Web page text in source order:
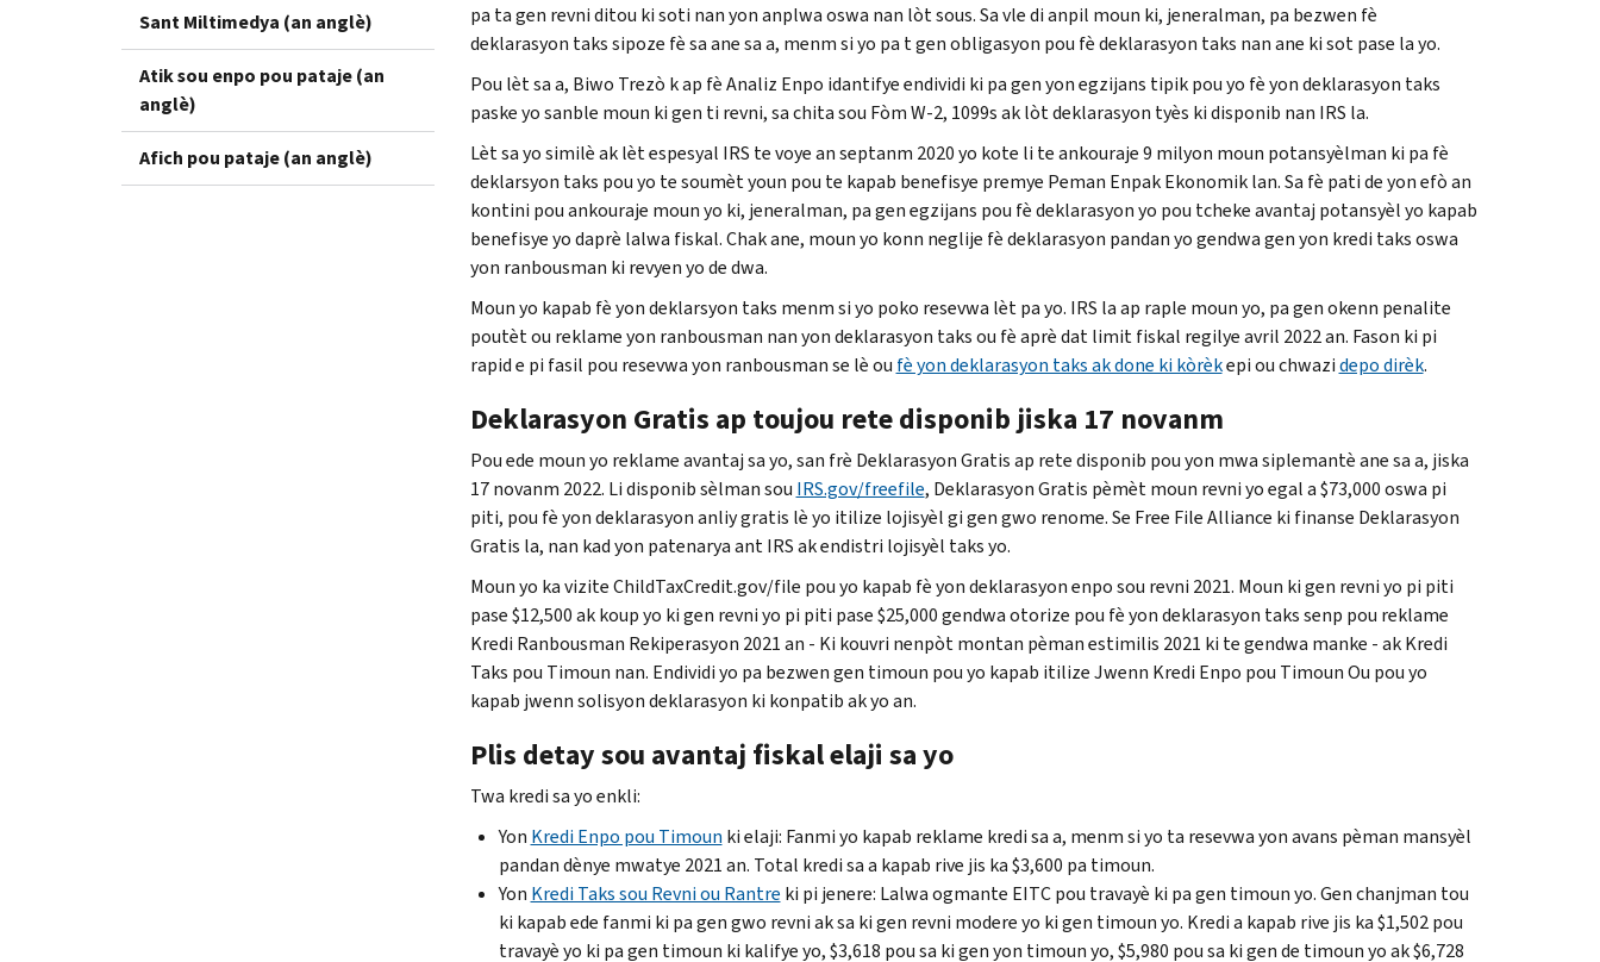
Sant Miltimedya (an anglè)
Atik sou enpo pou pataje (an
anglè)
Afich pou pataje (an anglè)
pa ta gen revni ditou ki soti nan yon anplwa oswa nan lòt sous. Sa vle di anpil moun ki, jeneralman, pa bezwen fè
deklarasyon taks sipoze fè sa ane sa a, menm si yo pa t gen obligasyon pou fè deklarasyon taks nan ane ki sot pase la yo.
Pou lèt sa a, Biwo Trezò k ap fè Analiz Enpo idantifye endividi ki pa gen yon egzijans tipik pou yo fè yon deklarasyon taks
paske yo sanble moun ki gen ti revni, sa chita sou Fòm W-2, 1099s ak lòt deklarasyon tyès ki disponib nan IRS la.
Lèt sa yo similè ak lèt espesyal IRS te voye an septanm 2020 yo kote li te ankouraje 9 milyon moun potansyèlman ki pa fè
deklarsyon taks pou yo te soumèt youn pou te kapab benefisye premye Peman Enpak Ekonomik lan. Sa fè pati de yon efò an
kontini pou ankouraje moun yo ki, jeneralman, pa gen egzijans pou fè deklarasyon yo pou tcheke avantaj potansyèl yo kapab
benefisye yo daprè lalwa fiskal. Chak ane, moun yo konn neglije fè deklarasyon pandan yo gendwa gen yon kredi taks oswa
yon ranbousman ki revyen yo de dwa.
Moun yo kapab fè yon deklarsyon taks menm si yo poko resevwa lèt pa yo. IRS la ap raple moun yo, pa gen okenn penalite
poutèt ou reklame yon ranbousman nan yon deklarasyon taks ou fè aprè dat limit fiskal regilye avril 2022 an. Fason ki pi
rapid e pi fasil pou resevwa yon ranbousman se lè ou fè yon deklarasyon taks ak done ki kòrèkepi ou chwazidepo dirèk.
Deklarasyon Gratis ap toujou rete disponib jiska 17 novanm
Pou ede moun yo reklame avantaj sa yo, san frè Deklarasyon Gratis ap rete disponib pou yon mwa siplemantè ane sa a, jiska
17 novanm 2022. Li disponib sèlman sou IRS.gov/freefile, Deklarasyon Gratis pèmèt moun revni yo egal a $73,000 oswa pi
piti, pou fè yon deklarasyon anliy gratis lè yo itilize lojisyèl gi gen gwo renome. Se Free FileAlliance ki finanse Deklarasyon
Gratis la, nan kad yon patenarya antIRSak endistri lojisyèl taks yo.
Moun yo ka viziteChildTaxCredit.gov/file pou yo kapab fè yon deklarasyon enpo sou revni 2021. Moun ki gen revni yo pi piti
pase $12,500 ak koup yo ki gen revni yo pi piti pase $25,000 gendwa otorize pou fè yon deklarasyon taks senp pou reklame
Kredi Ranbousman Rekiperasyon 2021 an - Ki kouvri nenpòt montan pèman estimilis 2021 ki te gendwa manke - ak Kredi
Taks pou Timoun nan. Endividi yo pa bezwen gen timoun pou yo kapab itilize Jwenn Kredi Enpo pou Timoun Ou pou yo
kapab jwenn solisyon deklarasyon ki konpatib ak yo an.
Plis detay sou avantaj fiskal elaji sa yo
Twa kredi sa yo enkli:
Yon Kredi Enpo pou Timoun ki elaji: Fanmi yo kapab reklame kredi sa a, menm si yo ta resevwa yon avans pèman mansyèl
pandan dènye mwatye 2021 an. Total kredi sa a kapab rive jis ka $3,600 pa timoun.
Yon Kredi Taks sou Revni ou Rantre ki pi jenere: Lalwa ogmante EITCpou travayè ki pa gen timoun yo. Gen chanjman tou
ki kapab ede fanmi ki pa gen gwo revni ak sa ki gen revni modere yo ki gen timoun yo. Kredi a kapab rive jis ka $1,502 pou
travayè yo ki pa gen timoun ki kalifye yo, $3,618 pou sa ki gen yon timoun yo, $5,980 pou sa ki gen de timoun yo ak $6,728